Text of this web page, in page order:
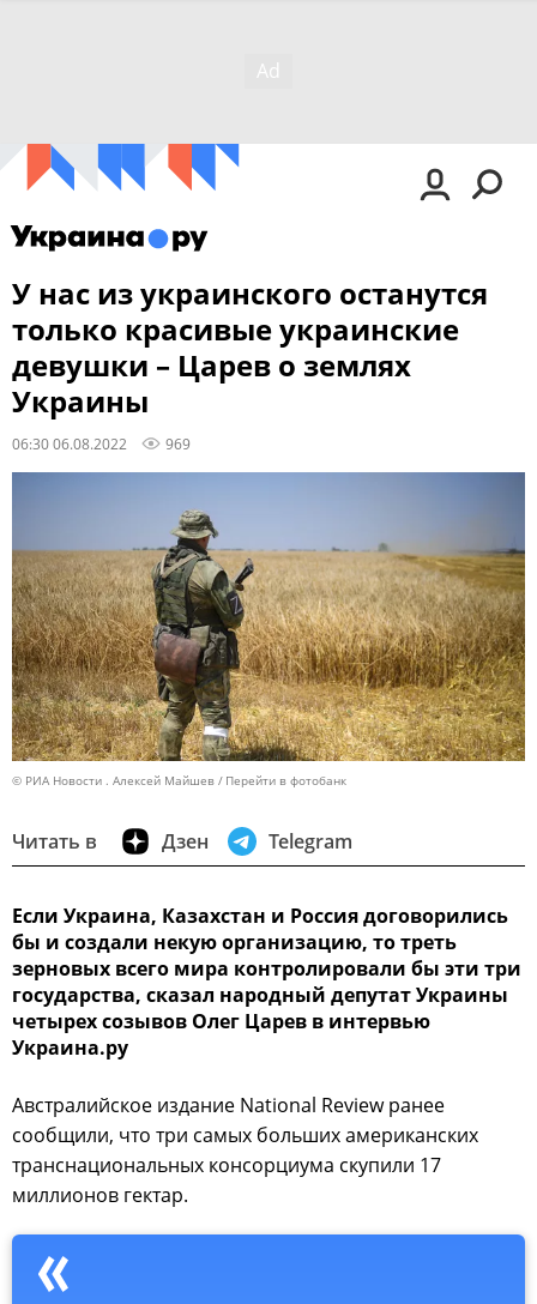
У нас из украинского останутся
только красивые украинские
девушки – Царев о землях
Украины
06:30 06.08.2022 969
© РИА Новости . Алексей Майшев Перейти в фотобанк
Читать в Дзен Telegram
Если Украина, Казахстан и Россия договорились
бы и создали некую организацию, то треть
зерновых всего мира контролировали бы эти три
государства, сказал народный депутат Украины
четырех созывов Олег Царев в интервью
Украина.ру
Австралийское издание National Review ранее
сообщили, что три самых больших американских
транснациональных консорциума скупили 17
миллионов гектар.